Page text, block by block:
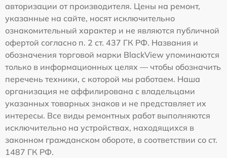
авторизации от производителя. Цены на ремонт,
указанные на сайте, носят исключительно
ознакомительный характер и не являются публичной
офертой согласно п. 2 ст. 437 ГК РФ. Названия и
обозначения торговой марки BlackView упоминаются
только в информационных целях — чтобы обозначить
перечень техники, с которой мы работаем. Наша
организация не аффилирована с владельцами
указанных товарных знаков и не представляет их
интересы. Все виды ремонтных работ выполняются
исключительно на устройствах, находящихся в
законном гражданском обороте, в соответствии со ст.
1487 ГК РФ.